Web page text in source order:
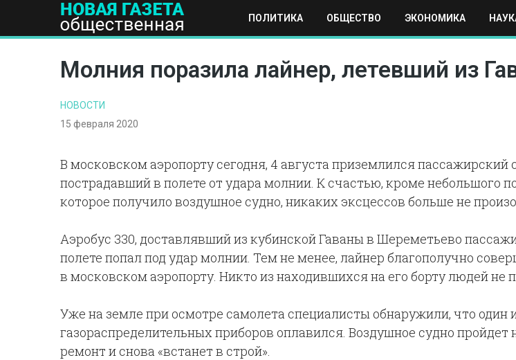
ПОЛИТИКА ОБЩЕСТВО ЭКОНОМИКА
ПОЛИТИКА ОБЩЕСТВО ЭКОНОМИКА НАУКА И ТЕХНИКА СПОРТ МОСКВА
Молния поразила лайнер, летевший из
НОВОСТИ
15 февраля 2020
В московском аэропорту сегодня, 4 августа приземлился пассажирский
пострадавший в полете от удара молнии. К счастью, кроме небольшого
которое получило воздушное судно, никаких эксцессов больше не
Аэробус 330, доставлявший из кубинской Гаваны в Шереметьево
полете попал под удар молнии. Тем не менее, лайнер благополучно
в московском аэропорту. Никто из находившихся на его борту людей не
Уже на земле при осмотре самолета специалисты обнаружили, что один
газораспределительных приборов оплавился. Воздушное судно пройдет
ремонт и снова «встанет в строй».